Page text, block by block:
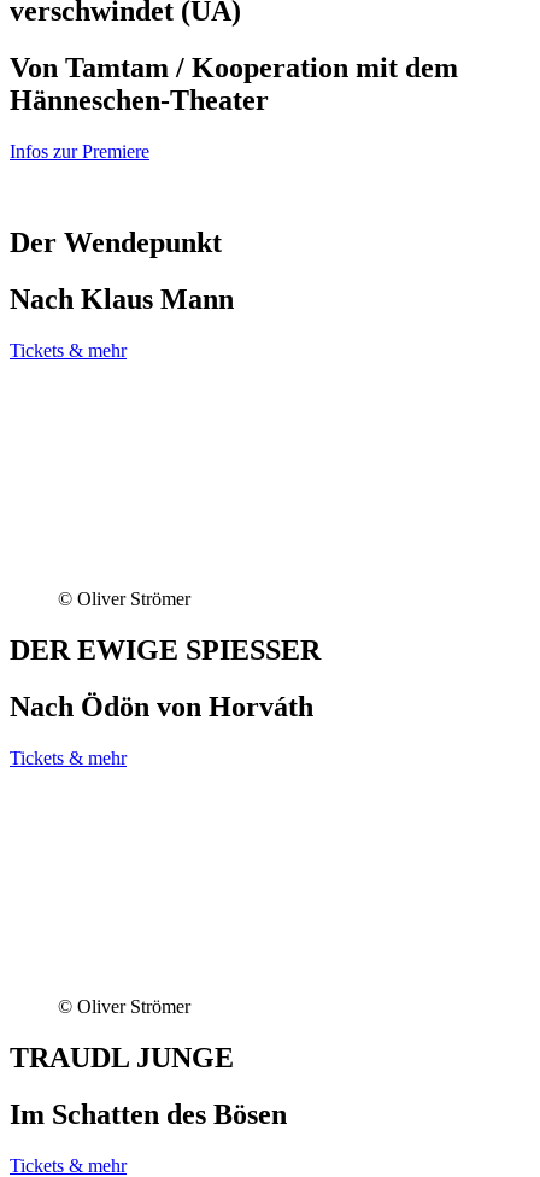
verschwindet (UA)
Von Tamtam / Kooperation mit dem
Hänneschen-Theater
Infos zur Premiere
Der Wendepunkt
Nach Klaus Mann
Tickets & mehr
© Oliver Strömer
DER EWIGE SPIESSER
Nach Ödön von Horváth
Tickets & mehr
© Oliver Strömer
TRAUDL JUNGE
Im Schatten des Bösen
Tickets & mehr